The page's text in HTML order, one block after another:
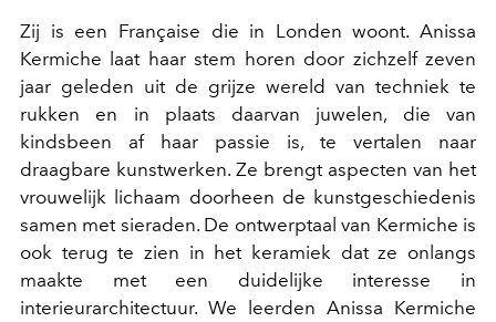
Zij is een Française die in Londen woont. Anissa
Kermiche laat haar stem horen door zichzelf zeven
jaar geleden uit de grijze wereld van techniek te
rukken en in plaats daarvan juwelen, die van
kindsbeen af haar passie is, te vertalen naar
draagbare kunstwerken. Ze brengt aspecten van het
vrouwelijk lichaam doorheen de kunstgeschiedenis
samen met sieraden. De ontwerptaal van Kermiche is
ook terug te zien in het keramiek dat ze onlangs
maakte met een duidelijke interesse in
interieurarchitectuur. We leerden Anissa Kermiche